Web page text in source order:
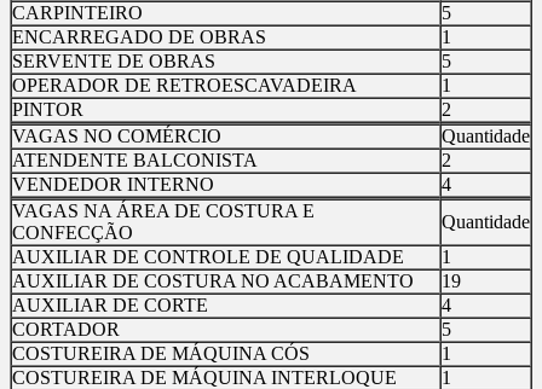
CARPINTEIRO
5
ENCARREGADO DE OBRAS
1
SERVENTE DE OBRAS
5
OPERADOR DE RETROESCAVADEIRA
1
PINTOR
2
VAGAS NO COMÉRCIO
Quantidade
ATENDENTE BALCONISTA
2
VENDEDOR INTERNO
4
VAGAS NA ÁREA DE COSTURA E
CONFECÇÃO
Quantidade
AUXILIAR DE CONTROLE DE QUALIDADE
1
AUXILIAR DE COSTURA NO ACABAMENTO
19
AUXILIAR DE CORTE
4
CORTADOR
5
COSTUREIRA DE MÁQUINA CÓS
1
COSTUREIRA DE MÁQUINA INTERLOQUE
1